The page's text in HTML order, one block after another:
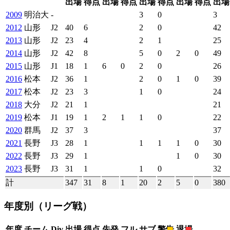
出場 得点 出場 得点 出場 得点 出場 得点 出場
2009 明治大 - 3 0 3
2012 山形 J2 40 6 2 0 42
2013 山形 J2 23 4 2 1 25
2014 山形 J2 42 8 5 0 2 0 49
2015 山形 J1 18 1 6 0 2 0 26
2016 松本 J2 36 1 2 0 1 0 39
2017 松本 J2 23 3 1 0 24
2018 大分 J2 21 1 21
2019 松本 J1 19 1 2 1 1 0 22
2020 群馬 J2 37 3 37
2021 長野 J3 28 1 1 1 1 0 30
2022 長野 J3 29 1 1 0 30
2023 長野 J3 31 1 1 0 32
計
347 31 8 1 20 2 5 0 380
年度別 （リーグ戦）